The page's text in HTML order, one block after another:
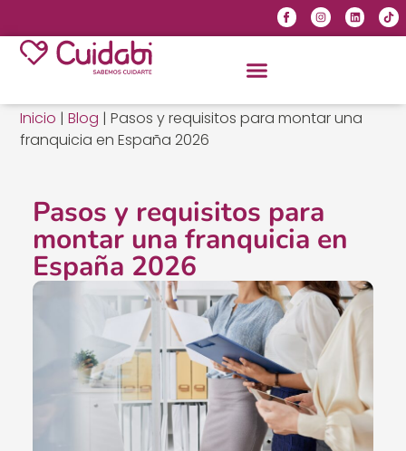
Inicio |Blog |Pasos y requisitos para montar una
franquicia en España 2026
Pasos y requisitos para
montar una franquicia en
España 2026